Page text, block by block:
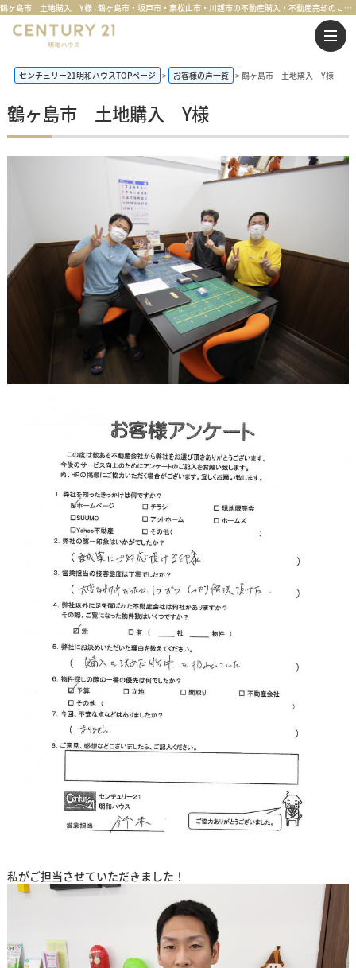
鶴ヶ島市 土地購入 Y様 | 鶴ヶ島市・坂戸市・東松山市・川越市の不動産購入・不動産売却のことならセンチュリー21明和ハウス
センチュリー21明和ハウスTOPページ お客様の声一覧 鶴ヶ島市 土地購入 Y様
鶴ヶ島市 土地購入 Y様
私がご担当させていただきました！